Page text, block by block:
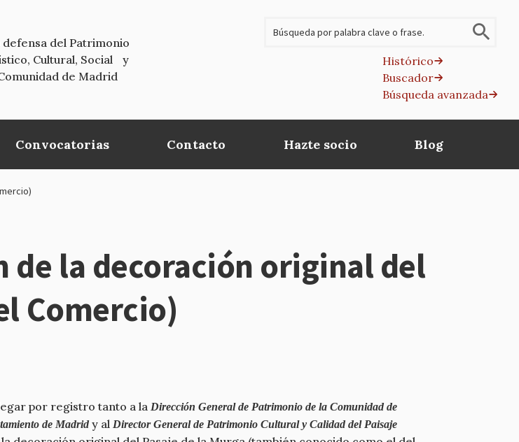
defensa del Patrimonio
Cultural, Social y
de Madrid
Histórico
Buscador
Búsqueda avanzada
Convocatorias Contacto Hazte socio Blog
de la decoración original del
Comercio)
por registro tanto a la Dirección General de Patrimonio de la Comunidad de
de Madrid y al Director General de Patrimonio Cultural y Calidad del Paisaje